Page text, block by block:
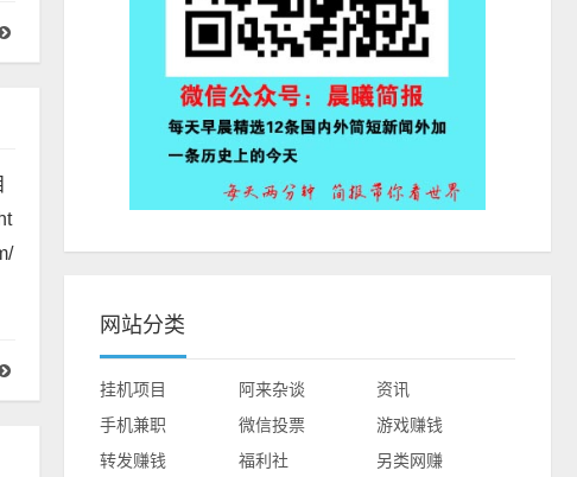
网站分类
挂机项目 阿来杂谈
资讯
手机兼职
微信投票
游戏赚钱
转发赚钱
福利社
另类网赚